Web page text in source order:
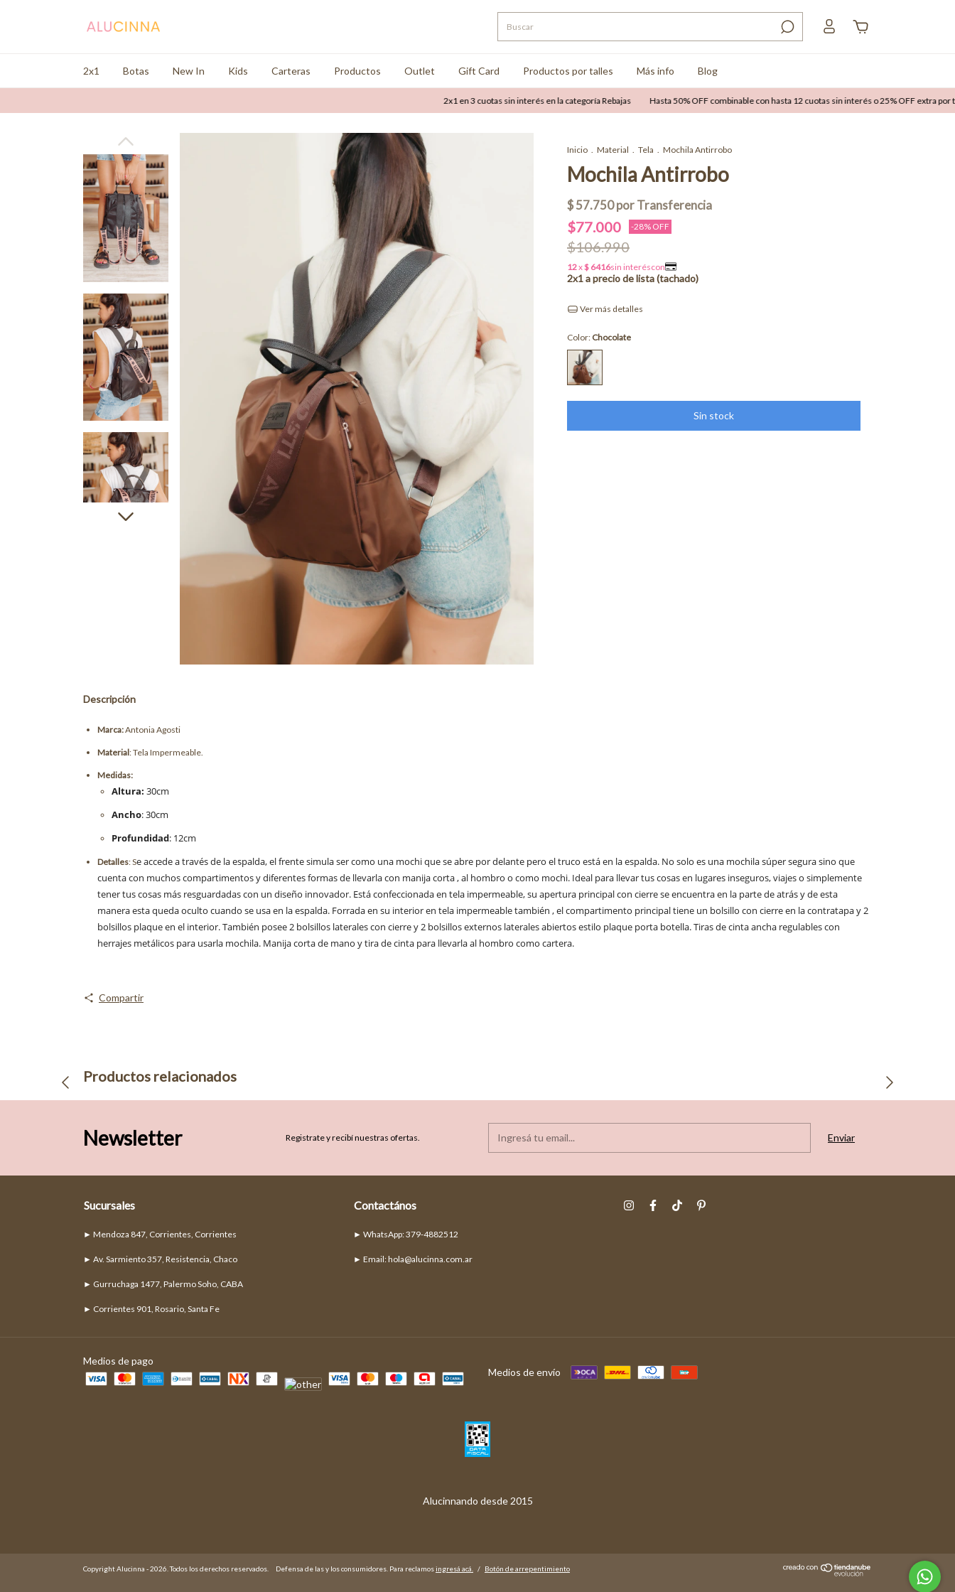
2x1 Botas New In Kids Carteras Productos Outlet Gift Card Productos por talles Más info Blog
2x1 en 3 cuotas sin interés en la categoría Rebajas Hasta 50% OFF combinable con hasta 12 cuotas sin interés o 25% OFF extra por
Inicio . Material . Tela . Mochila Antirrobo
Mochila Antirrobo
$77.000 -28% OFF
$106.990
Ver más detalles
Color: Chocolate
Descripción
Marca:Antonia Agosti
Material: Tela Impermeable.
Medidas:
Altura: 30cm
Ancho: 30cm
Profundidad: 12cm
Detalles: Se accede a través de la espalda, el frente simula ser como una mochi que se abre por delante pero el truco está en la espalda. No solo es una mochila súper segura sino que
cuenta con muchos compartimentos y diferentes formas de llevarla con manija corta , al hombro o como mochi. Ideal para llevar tus cosas en lugares inseguros, viajes o simplemente
tener tus cosas más resguardadas con un diseño innovador. Está confeccionada en tela impermeable, su apertura principal con cierre se encuentra en la parte de atrás y de esta
manera esta queda oculto cuando se usa en la espalda. Forrada en su interior en tela impermeable también , el compartimento principal tiene un bolsillo con cierre en la contratapa y 2
bolsillos plaque en el interior. También posee 2 bolsillos laterales con cierre y 2 bolsillos externos laterales abiertos estilo plaque porta botella. Tiras de cinta ancha regulables con
herrajes metálicos para usarla mochila. Manija corta de mano y tira de cinta para llevarla al hombro como cartera.
Compartir
Productos relacionados
Newsletter Registrate y recibí nuestras ofertas.
Sucursales
► Mendoza 847, Corrientes, Corrientes
► Av. Sarmiento 357, Resistencia, Chaco
► Gurruchaga 1477, Palermo Soho, CABA
► Corrientes 901, Rosario, Santa Fe
Contactános
► Email:hola@alucinna.com.ar
Medios de pago
Medios de envío
Copyright Alucinna - 2026. Todos los derechos reservados. Defensa de las y los consumidores. Para reclamosingresá acá. / Botón de arrepentimiento